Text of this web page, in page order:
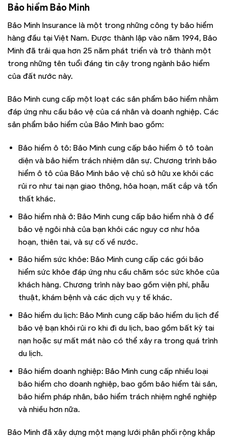
Bảo hiểm Bảo Minh
Bảo Minh Insurance là một trong những công ty bảo hiểm
hàng đầu tại Việt Nam. Được thành lập vào năm 1994, Bảo
Minh đã trải qua hơn 25 năm phát triển và trở thành một
trong những tên tuổi đáng tin cậy trong ngành bảo hiểm
của đất nước này.
Bảo Minh cung cấp một loạt các sản phẩm bảo hiểm nhằm
đáp ứng nhu cầu bảo vệ của cá nhân và doanh nghiệp. Các
sản phẩm bảo hiểm của Bảo Minh bao gồm:
Bảo hiểm ô tô: Bảo Minh cung cấp bảo hiểm ô tô toàn
diện và bảo hiểm trách nhiệm dân sự. Chương trình bảo
hiểm ô tô của Bảo Minh bảo vệ chủ sở hữu xe khỏi các
rủi ro như tai nạn giao thông, hỏa hoạn, mất cắp và tổn
thất khác.
Bảo hiểm nhà ở: Bảo Minh cung cấp bảo hiểm nhà ở để
bảo vệ ngôi nhà của bạn khỏi các nguy cơ như hỏa
hoạn, thiên tai, và sự cố về nước.
Bảo hiểm sức khỏe: Bảo Minh cung cấp các gói bảo
hiểm sức khỏe đáp ứng nhu cầu chăm sóc sức khỏe của
khách hàng. Chương trình này bao gồm viện phí, phẫu
thuật, khám bệnh và các dịch vụ y tế khác.
Bảo hiểm du lịch: Bảo Minh cung cấp bảo hiểm du lịch để
bảo vệ bạn khỏi rủi ro khi đi du lịch, bao gồm bất kỳ tai
nạn hoặc sự mất mát nào có thể xảy ra trong quá trình
du lịch.
Bảo hiểm doanh nghiệp: Bảo Minh cung cấp nhiều loại
bảo hiểm cho doanh nghiệp, bao gồm bảo hiểm tài sản,
bảo hiểm pháp nhân, bảo hiểm trách nhiệm nghề nghiệp
và nhiều hơn nữa.
Bảo Minh đã xây dựng một mạng lưới phân phối rộng khắp